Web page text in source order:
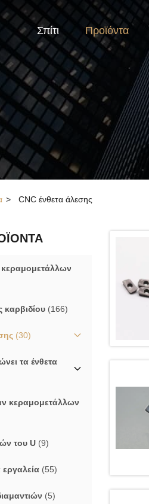
Σπίτι Προϊόντα
> CNC ένθετα άλεσης
(166)
(30)
τα ένθετα
κεραμομετάλλων
του U (9)
εργαλεία (55)
(5)